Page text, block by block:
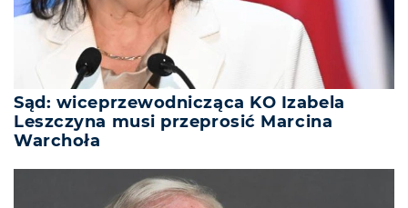
Sąd: wiceprzewodnicząca KO Izabela
Leszczyna musi przeprosić Marcina
Warchoła